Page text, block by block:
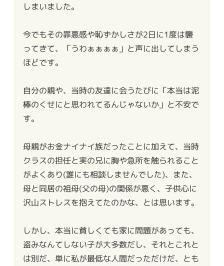
しまいました。
今でもその罪悪感や恥ずかしさが2日に1度は襲
ってきて、「うわぁぁぁぁ」と声に出してしまう
ほどです。
自分の親や、当時の友達に会うたびに「本当は泥
棒のくせにと思われてるんじゃないか」と不安で
す。
母親がお金ナイナイ族だったことに加えて、当時
クラスの担任と実の兄に胸や急所を触られること
がよくあり(誰にも相談しませんでした)、また、
母と同居の祖母(父の母)の関係が悪く、子供心に
沢山ストレスを抱えてたのかな、とは思います。
しかし、本当に貧しくても家に問題があっても、
盗みなんてしない子が大多数だし、それとこれと
は別だ、単に私が最低な人間だっただけだ、とも